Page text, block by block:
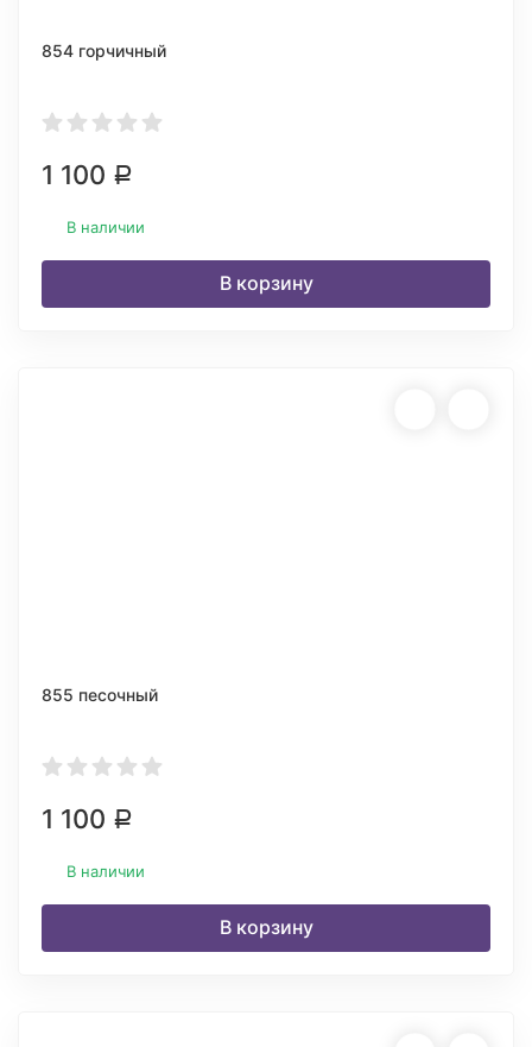
854 горчичный
1 100 Р
В наличии
В корзину
855 песочный
1 100 Р
В наличии
В корзину